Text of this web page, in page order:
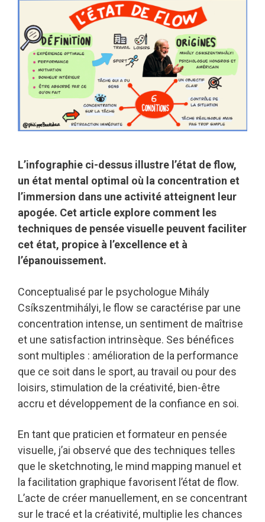
L’infographie ci-dessus illustre l’état de flow,
un état mental optimal où la concentration et
l’immersion dans une activité atteignent leur
apogée. Cet article explore comment les
techniques de pensée visuelle peuvent faciliter
cet état, propice à l’excellence et à
l’épanouissement.
Conceptualisé par le psychologue Mihály
Csíkszentmihályi, le flow se caractérise par une
concentration intense, un sentiment de maîtrise
et une satisfaction intrinsèque. Ses bénéfices
sont multiples : amélioration de la performance
que ce soit dans le sport, au travail ou pour des
loisirs, stimulation de la créativité, bien-être
accru et développement de la confiance en soi.
En tant que praticien et formateur en pensée
visuelle, j’ai observé que des techniques telles
que le sketchnoting, le mind mapping manuel et
la facilitation graphique favorisent l’état de flow.
L’acte de créer manuellement, en se concentrant
sur le tracé et la créativité, multiplie les chances